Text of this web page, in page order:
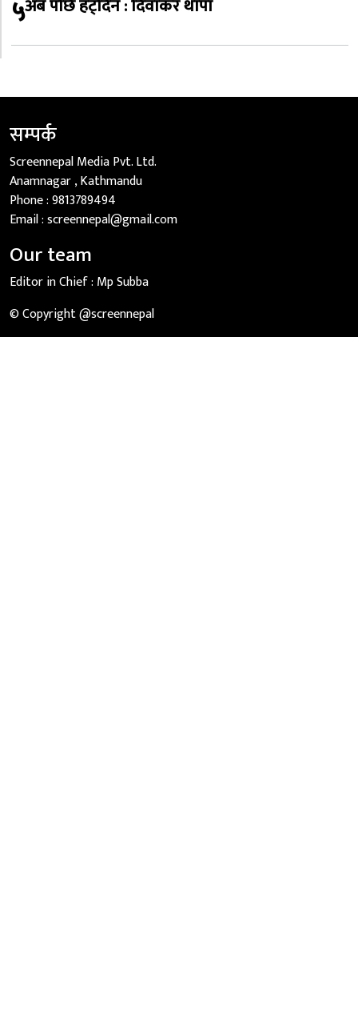
५अब पछि हट्दिनँ : दिवाकर थापा
सम्पर्क
Screennepal Media Pvt. Ltd.
Anamnagar , Kathmandu
Phone :9813789494
Email :screennepal@gmail.com
Our team
Editor in Chief : Mp Subba
© Copyright @screennepal